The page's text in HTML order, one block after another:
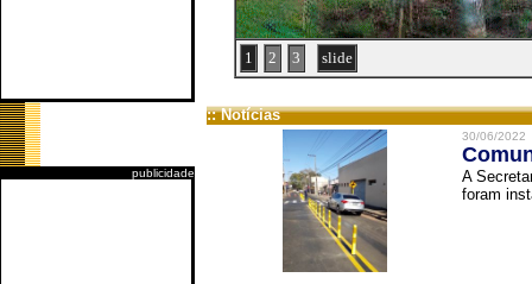
publicidade
1 2 3 slide
:: Notícias
30/06/2022
A
foram